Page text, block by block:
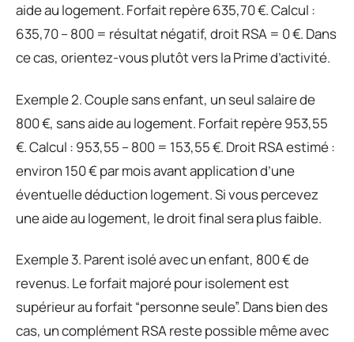
aide au logement. Forfait repère 635,70 €. Calcul :
635,70 – 800 = résultat négatif, droit RSA = 0 €. Dans
ce cas, orientez-vous plutôt vers la Prime d’activité.
Exemple 2. Couple sans enfant, un seul salaire de
800 €, sans aide au logement. Forfait repère 953,55
€. Calcul : 953,55 – 800 = 153,55 €. Droit RSA estimé :
environ 150 € par mois avant application d’une
éventuelle déduction logement. Si vous percevez
une aide au logement, le droit final sera plus faible.
Exemple 3. Parent isolé avec un enfant, 800 € de
revenus. Le forfait majoré pour isolement est
supérieur au forfait “personne seule”. Dans bien des
cas, un complément RSA reste possible même avec